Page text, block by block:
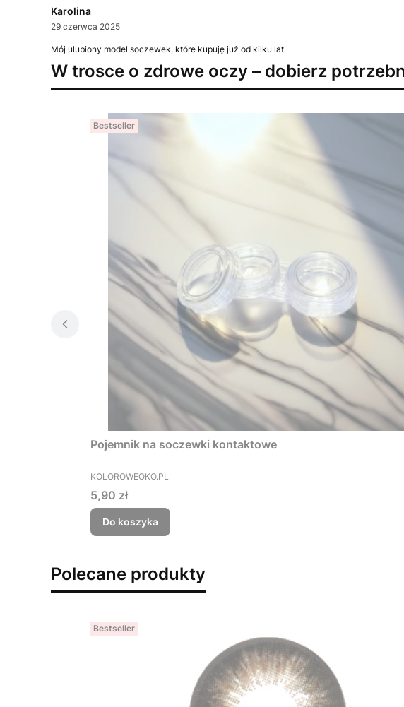
Karolina
29 czerwca 2025
Mój ulubiony model soczewek, które kupuję już od kilku lat
W trosce o zdrowe oczy – dobierz
Bestseller
Pojemnik na soczewki kontaktowe
PRODUCENT
KOLOROWEOKO.PL
Cena
5,90 zł
Do koszyka
Polecane produkty
Bestseller